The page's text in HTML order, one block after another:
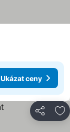
Ukázat ceny
Sdílet